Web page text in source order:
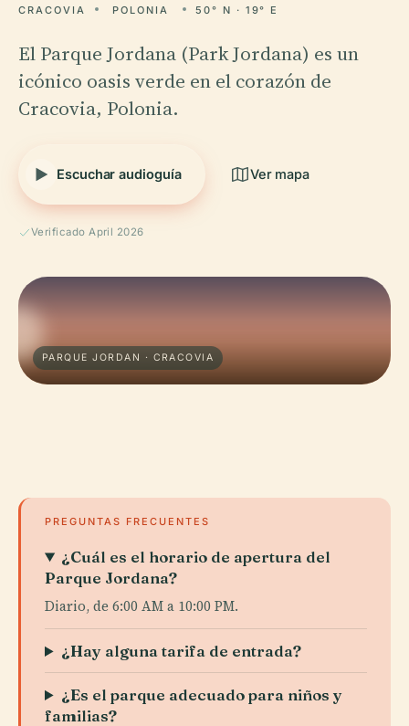
CRACOVIA POLONIA 50° N · 19° E
El Parque Jordana (Park Jordana) es un
icónico oasis verde en el corazón de
Cracovia, Polonia.
Escuchar audioguía Ver mapa
Verificado April 2026
PARQUE JORDAN · CRACOVIA
PREGUNTAS FRECUENTES
¿Cuál es el horario de apertura del
Parque Jordana?
Diario, de 6:00 AM a 10:00 PM.
¿Hay alguna tarifa de entrada?
¿Es el parque adecuado para niños y
familias?